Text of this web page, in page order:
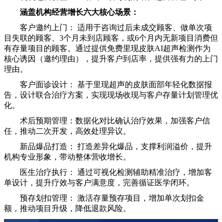
涵盖机构经营增长六大核心场景：
客户邀约上门： 适用于咨询过后未成交顾客、做单次项
目失联的顾客、3个月未到店顾客，或6个月内无新项目消费但
有存量项目的顾客。通过提供免费里现皮肤AI超声检测作为
核心诱因（邀约理由），提升客户到店率，提供强有力的上门
理由。
客户面诊设计： 基于里现超声的皮肤面部年轻化数据报
告，设计联合治疗方案，实现现场收现与客户存量计划管理优
化。
术后预期管理：数据化对比确认治疗效果，加强客户信
任，推动二次开发，高效处理异议。
新品爆品打造： 打造差异化爆品，支撑利润溢价，提升
机构专业形象，带动整体营收增长。
医生治疗执行： 通过可视化检测辅助精准治疗，增加客
单设计，提升疗效与客户满意度，完善循证医学闭环。
预存划扣管理： 激活存量预存项目，增加单次划扣金
额，推动项目升级，降低退款风险。